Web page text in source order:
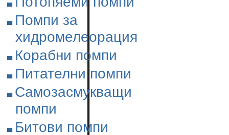
Помпи за
хидромелеорация
Корабни помпи
Питателни помпи
Самозасмукващи
помпи
Битови помпи